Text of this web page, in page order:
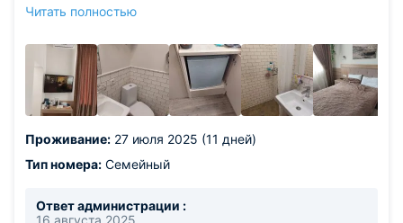
шведский стол мне все понравилось,поэтому
Из недостатков: нет
Читать полностью
Проживание: 27 июля 2025 (11 дней)
Тип номера: Семейный
Ответ администрации :
16 августа 2025